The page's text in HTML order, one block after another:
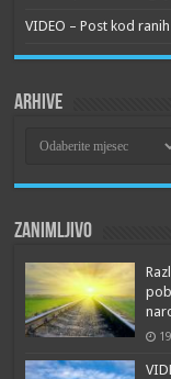
VIDEO – Post kod
Arhive
Zanimljivo